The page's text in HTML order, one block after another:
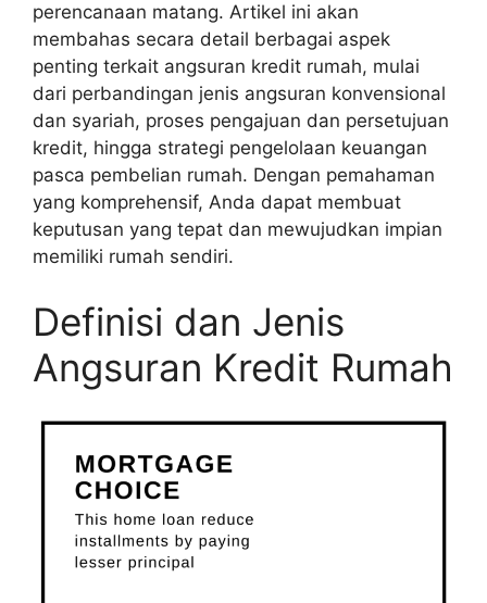
perencanaan matang. Artikel ini akan
membahas secara detail berbagai aspek
penting terkait angsuran kredit rumah, mulai
dari perbandingan jenis angsuran konvensional
dan syariah, proses pengajuan dan persetujuan
kredit, hingga strategi pengelolaan keuangan
pasca pembelian rumah. Dengan pemahaman
yang komprehensif, Anda dapat membuat
keputusan yang tepat dan mewujudkan impian
memiliki rumah sendiri.
Definisi dan Jenis
Angsuran Kredit Rumah